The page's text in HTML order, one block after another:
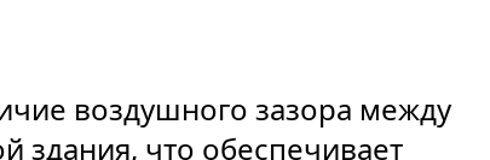
воздушного зазора между
здания, что обеспечивает